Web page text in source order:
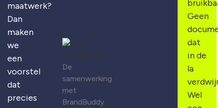
maatwerk?
Dan
maken
we
een
voorstel
dat
precies
De
samenwerking
met
BrandBuddy
Geen
dat
in de
la
Wel